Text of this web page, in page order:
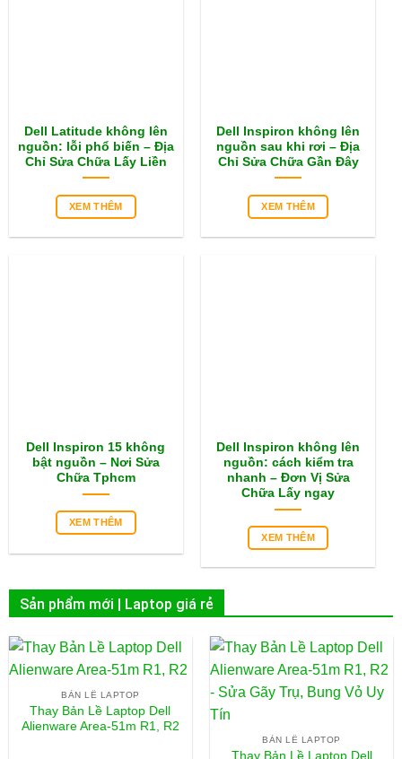
Dell Latitude không lên
nguồn: lỗi phổ biến – Địa
Chỉ Sửa Chữa Lấy Liền
XEM THÊM
Dell Inspiron không lên
nguồn sau khi rơi – Địa
Chỉ Sửa Chữa Gần Đây
XEM THÊM
Dell Inspiron 15 không
bật nguồn – Nơi Sửa
Chữa Tphcm
XEM THÊM
Dell Inspiron không lên
nguồn: cách kiểm tra
nhanh – Đơn Vị Sửa
Chữa Lấy ngay
XEM THÊM
Sản phẩm mới | Laptop giá rẻ
BẢN LỀ LAPTOP
Thay Bản Lề Laptop Dell
Alienware Area-51m R1, R2
BẢN LỀ LAPTOP
Thay Bản Lề Laptop Dell